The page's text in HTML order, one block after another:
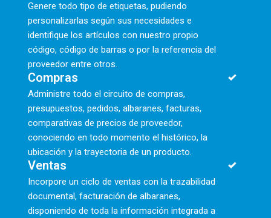
Genere todo tipo de etiquetas, pudiendo
personalizarlas según sus necesidades e
identifique los artículos con nuestro propio
código, código de barras o por la referencia del
proveedor entre otros.
Compras
Administre todo el circuito de compras,
presupuestos, pedidos, albaranes, facturas,
comparativas de precios de proveedor,
conociendo en todo momento el histórico, la
ubicación y la trayectoria de un producto.
Ventas
Incorpore un ciclo de ventas con la trazabilidad
documental, facturación de albaranes,
disponiendo de toda la información integrada a